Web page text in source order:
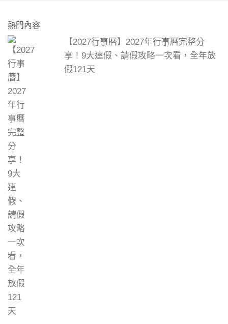
熱門內容
【2027行事曆】2027年行事曆完整分
享！9大連假、請假攻略一次看，全年放
假121天